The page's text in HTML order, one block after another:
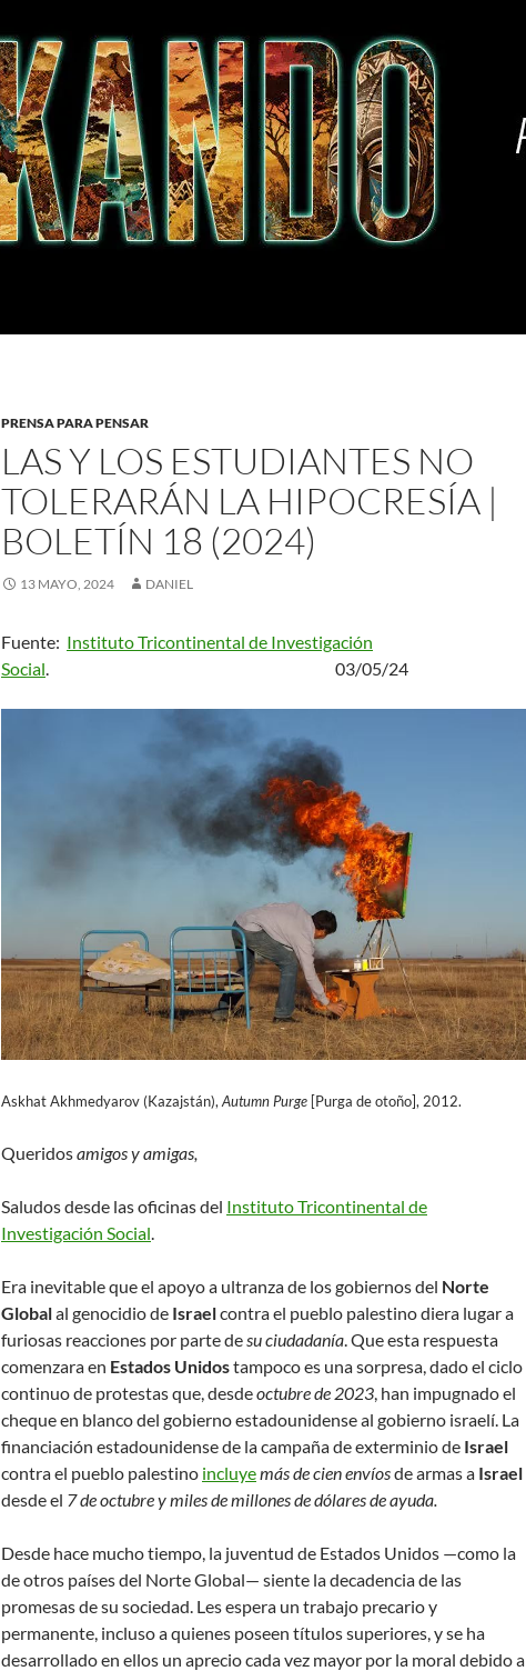
PRENSA PARA PENSAR
LAS Y LOS ESTUDIANTES NO
TOLERARÁN LA HIPOCRESÍA |
BOLETÍN 18 (2024)
13 MAYO, 2024 DANIEL
Fuente: Instituto Tricontinental de Investigación
Social. 03/05/24
Askhat Akhmedyarov (Kazajstán), Autumn Purge [Purga de otoño], 2012.
Queridosamigos y amigas,
Saludos desde las oficinas del Instituto Tricontinental de
Investigación Social.
Era inevitable que el apoyo a ultranza de los gobiernos del Norte
Globalal genocidio de Israelcontra el pueblo palestino diera lugar a
furiosas reacciones por parte desu ciudadanía. Que esta respuesta
comenzara en Estados Unidostampoco es una sorpresa, dado el ciclo
continuo de protestas que, desdeoctubre de 2023, han impugnado el
cheque en blanco del gobierno estadounidense al gobierno israelí. La
financiación estadounidense de la campaña de exterminio de Israel
contra el pueblo palestino incluyemás de cien envíosde armas a Israel
desde el 7 de octubre y miles de millones de dólares de ayuda.
Desde hace mucho tiempo, la juventud de Estados Unidos —como la
de otros países del Norte Global— siente la decadencia de las
promesas de su sociedad. Les espera un trabajo precario y
permanente, incluso a quienes poseen títulos superiores, y se ha
desarrollado en ellos un aprecio cada vez mayor por la moral debido a